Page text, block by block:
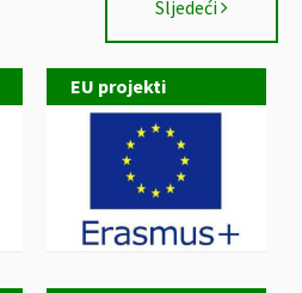
EU projekti
Sljedeći